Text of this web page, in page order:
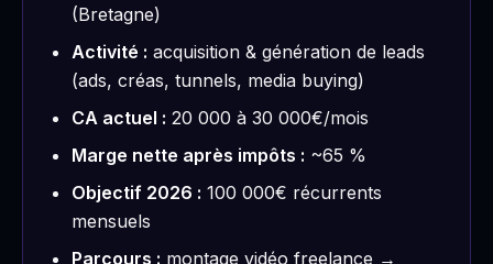
(Bretagne)
Activité : acquisition & génération de leads
(ads, créas, tunnels, media buying)
CA actuel : 20 000 à 30 000€/mois
Marge nette après impôts : ~65 %
Objectif 2026 : 100 000€ récurrents
mensuels
Parcours : montage vidéo freelance →